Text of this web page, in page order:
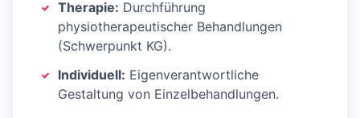
Therapie: Durchführung
physiotherapeutischer Behandlungen
(Schwerpunkt KG).
Individuell: Eigenverantwortliche
Gestaltung von Einzelbehandlungen.